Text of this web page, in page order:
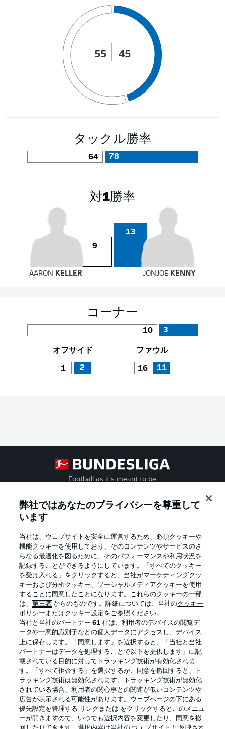
55 45
タックル勝率
64 78
対1勝率
9
13
AARON KELLER JONJOE KENNY
コーナー
10 3
オフサイド
1 2
ファウル
16 11
Football as it's meant to be
Official Partners
プライバシー・ポリシー 優先設定を管理する
利用条件 放送局
弊社ではあなたのプライバシーを尊重して
います
当社は、ウェブサイトを安全に運営するため、必須クッキーや
機能クッキーを使用しており、そのコンテンツやサービスのさ
らなる最適化を図るために、そのパフォーマンスや利用状況を
記録することができるようにしています。「すべてのクッキー
を受け入れる」をクリックすると、当社がマーケティングクッ
キーおよび分析クッキー、ソーシャルメディアクッキーを使用
することに同意したことになります。これらのクッキーの一部
は、第三者 からのものです。詳細については、当社のクッキー
ポリシー またはクッキー設定をご参照ください。
当社と当社のパートナー61 社は、利用者のデバイスの閲覧デ
ータや一意的識別子などの個人データにアクセスし、デバイス
上に保存します。「同意します」を選択すると、「当社と当社
パートナーはデータを処理することで以下を提供します」に記
載されている目的に対してトラッキング技術が有効化されま
す。「すべて拒否する」を選択するか、同意を撤回すると、ト
ラッキング技術は無効化されます。トラッキング技術が無効化
されている場合、利用者の関心事との関連が低いコンテンツや
広告が表示される可能性があります。ウェブページの下にある
優先設定を管理する リンクまたは をクリックするとこのメニュ
ーが開きますので、いつでも選択内容を変更したり、同意を撤